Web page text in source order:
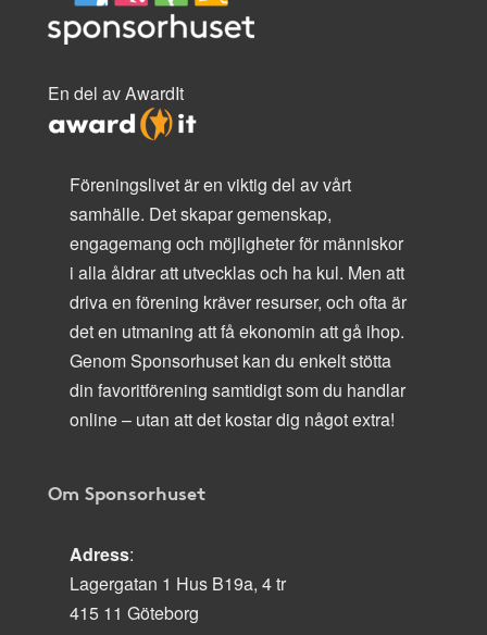
En del av AwardIt
Föreningslivet är en viktig del av vårt
samhälle. Det skapar gemenskap,
engagemang och möjligheter för människor
i alla åldrar att utvecklas och ha kul. Men att
driva en förening kräver resurser, och ofta är
det en utmaning att få ekonomin att gå ihop.
Genom Sponsorhuset kan du enkelt stötta
din favoritförening samtidigt som du handlar
online – utan att det kostar dig något extra!
Om Sponsorhuset
Adress:
Lagergatan 1 Hus B19a, 4 tr
415 11 Göteborg